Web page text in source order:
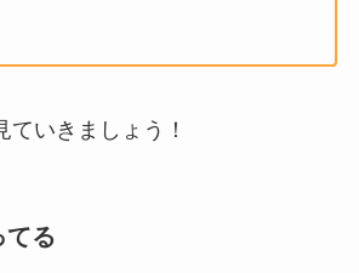
ていきましょう！
てる